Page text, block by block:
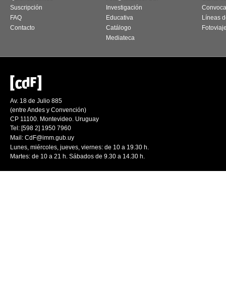
Suscripción
FAQ
Contacto
Investigación
Educativa
Catálogo
Mediateca
Líneas
Av. 18 de Julio 885
(entre Andes y Convención)
CP 11100. Montevideo. Uruguay
Tel: [598 2] 1950 7960
Mail: CdF@imm.gub.uy
Lunes, miércoles, jueves, viernes: de 10 a 19.30 h.
Martes: de 10 a 21 h. Sábados de 9.30 a 14.30 h.